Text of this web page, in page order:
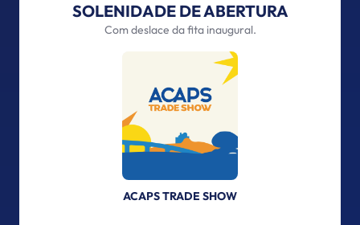
SOLENIDADE DE ABERTURA
Com deslace da fita inaugural.
ACAPS TRADE SHOW